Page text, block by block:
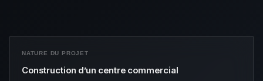
NATURE DU PROJET
Construction d’un centre commercial